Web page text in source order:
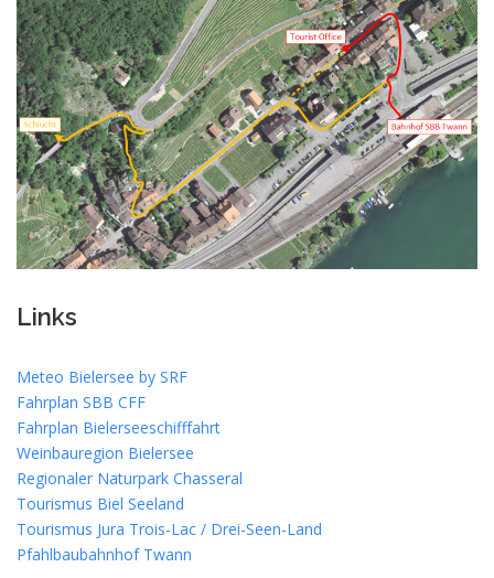
Links
Meteo Bielersee by SRF
Fahrplan SBB CFF
Fahrplan Bielerseeschifffahrt
Weinbauregion Bielersee
Regionaler Naturpark Chasseral
Tourismus Biel Seeland
Tourismus Jura Trois-Lac / Drei-Seen-Land
Pfahlbaubahnhof Twann